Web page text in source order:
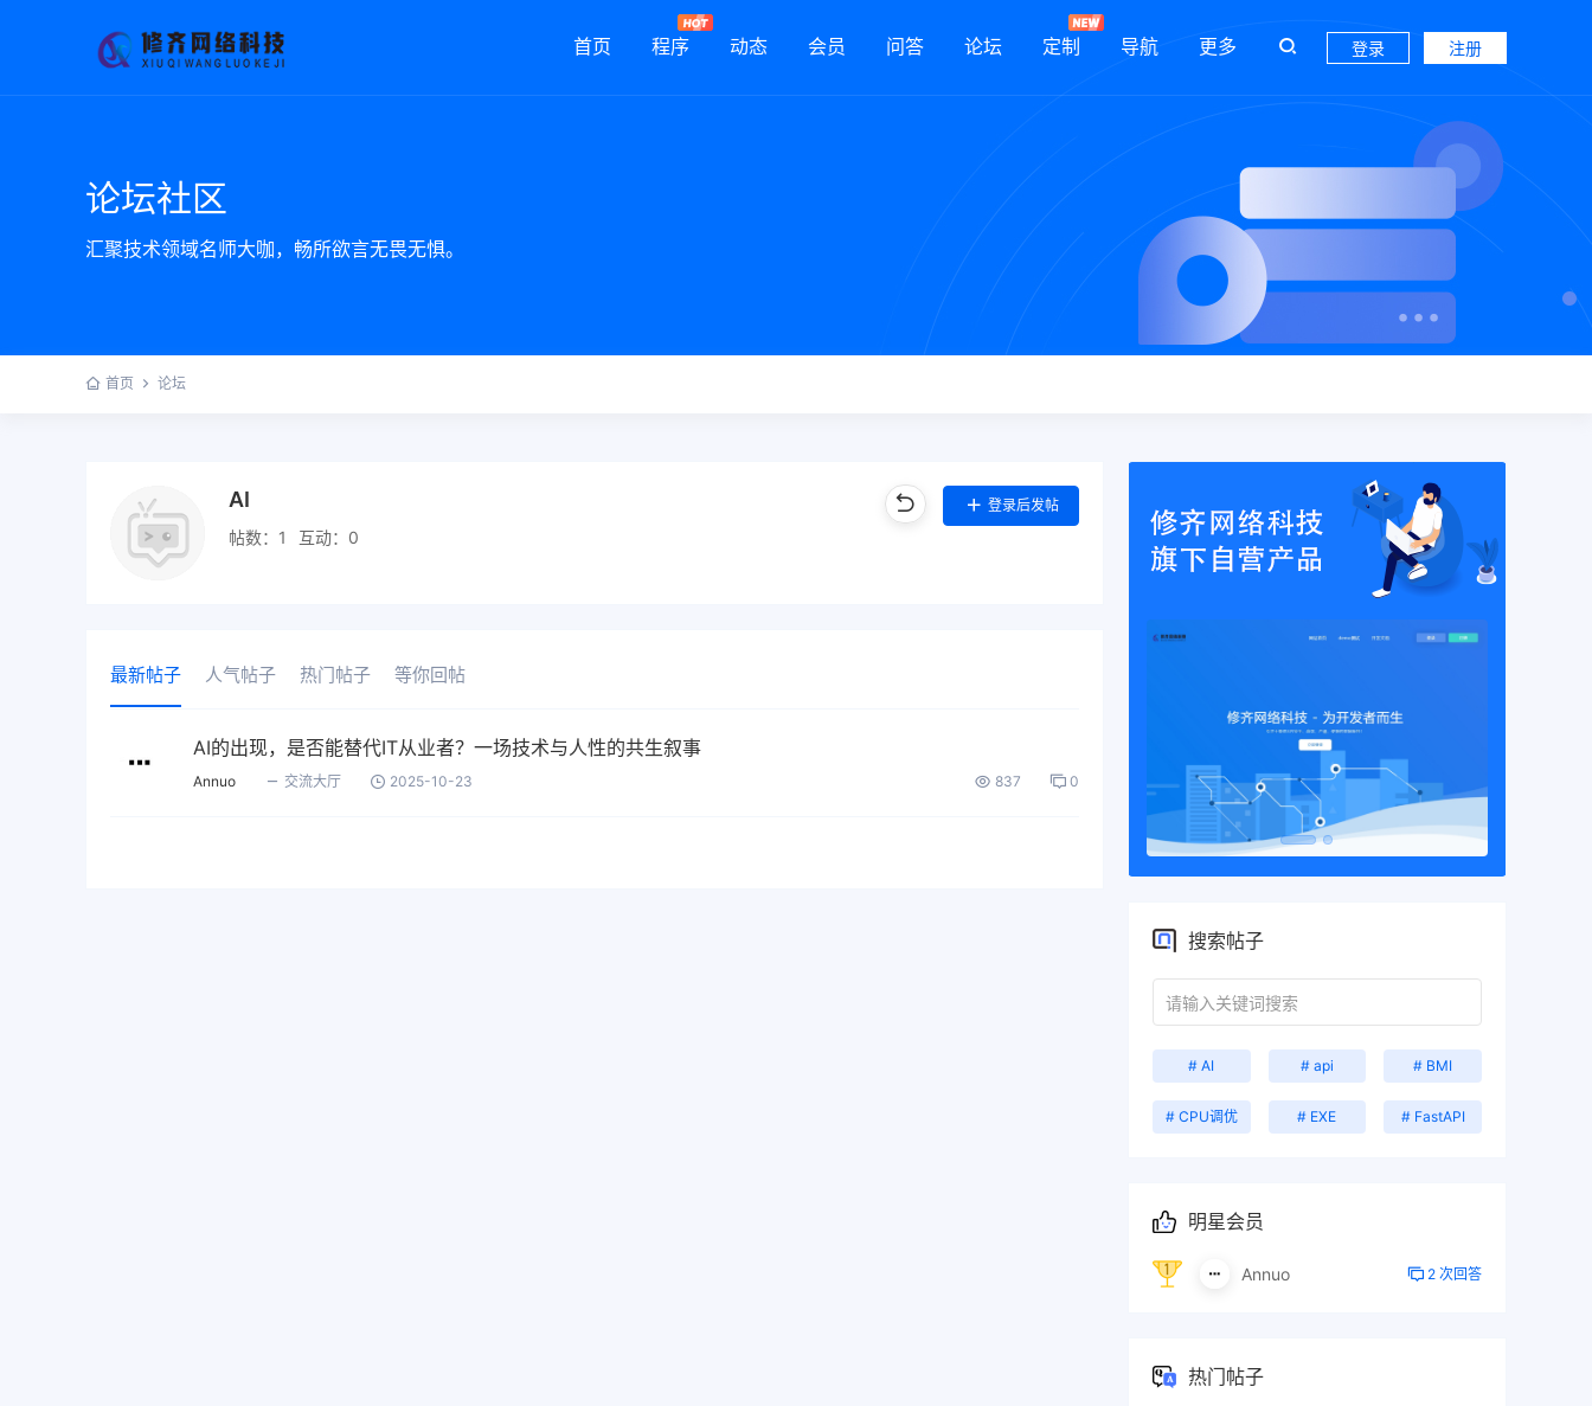
首页 程序 动态 会员 问答 论坛 定制 导航 更多 登录 注册
论坛社区
汇聚技术领域名师大咖，畅所欲言无畏无惧。
首页 论坛
AI
帖数：1 互动：0
登录后发帖
最新帖子 人气帖子 热门帖子 等你回帖
AI的出现，是否能替代IT从业者？一场技术与人性的共生叙事
Annuo 交流大厅 2025-10-23 837 0
搜索帖子
# AI # api # BMI
# CPU调优 # EXE # FastAPI
明星会员
Annuo 2 次回答
热门帖子